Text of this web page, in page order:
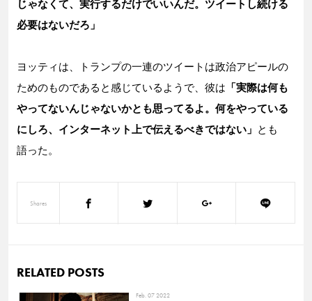
じゃなくて、実行するだけでいいんだ。ツイートし続ける
必要はないだろ」
ヨッティは、トランプの一連のツイートは政治アピールの
ためのものであると感じているようで、彼は 「実際は何も
やってないんじゃないかとも思ってるよ。何をやっている
にしろ、インターネット上で伝えるべきではない」 とも
語った。
Shares
RELATED POSTS
Feb. 07 2022